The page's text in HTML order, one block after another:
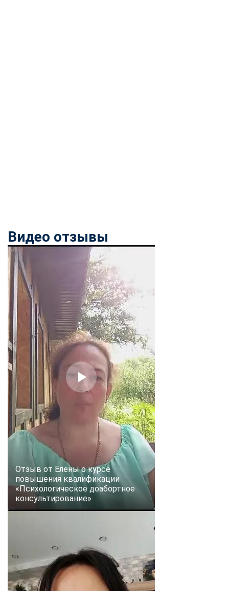
Видео отзывы
Отзыв от Елены о курсе
повышения квалификации
«Психологическое доабортное
консультирование»
online
Мессенджеры